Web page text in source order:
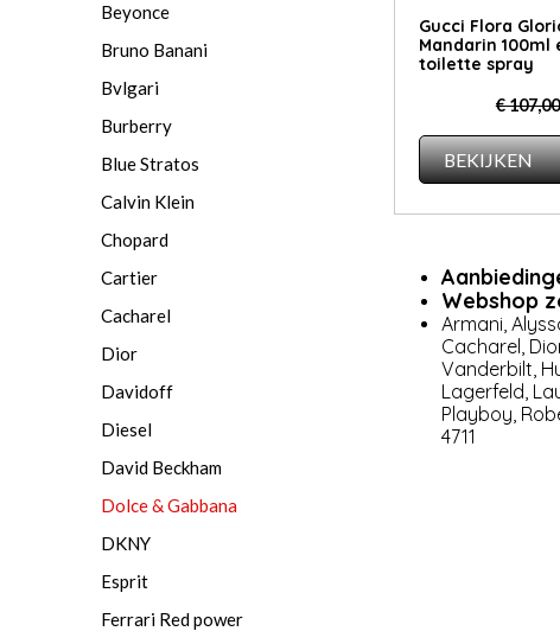
Beyonce
Bruno Banani
Bvlgari
Burberry
Blue Stra­tos
Calvin Klein
Chopard
Cartier
Cacharel
Dior
Davidoff
Diesel
David Beckham
Dolce & Gabbana
DKNY
Esprit
Fer­ra­ri Red po­wer
Gucci Flora
Mandarin 100ml
toilette spray
€ 107,00
BEKIJKEN
Webshop
Armani,
Cacharel,
Vanderbilt,
Lagerfeld,
Playboy,
4711